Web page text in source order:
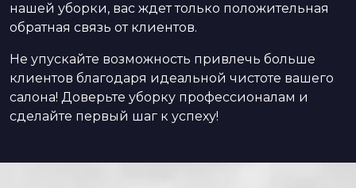
нашей уборки, вас ждет только положительная
обратная связь от клиентов.
Не упускайте возможность привлечь больше
клиентов благодаря идеальной чистоте вашего
салона! Доверьте уборку профессионалам и
сделайте первый шаг к успеху!